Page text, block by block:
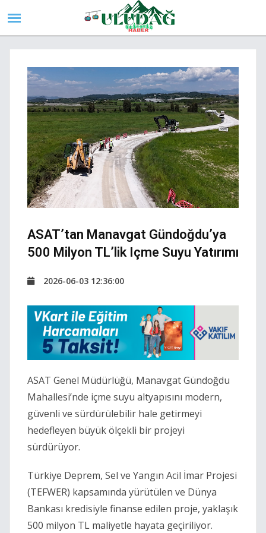
ASAT’tan Manavgat Gündoğdu’ya
500 Milyon TL’lik Içme Suyu Yatırımı
2026-06-03 12:36:00
ASAT Genel Müdürlüğü, Manavgat Gündoğdu
Mahallesi’nde içme suyu altyapısını modern,
güvenli ve sürdürülebilir hale getirmeyi
hedefleyen büyük ölçekli bir projeyi
sürdürüyor.
Türkiye Deprem, Sel ve Yangın Acil İmar Projesi
(TEFWER) kapsamında yürütülen ve Dünya
Bankası kredisiyle finanse edilen proje, yaklaşık
500 milyon TL maliyetle hayata geçiriliyor.